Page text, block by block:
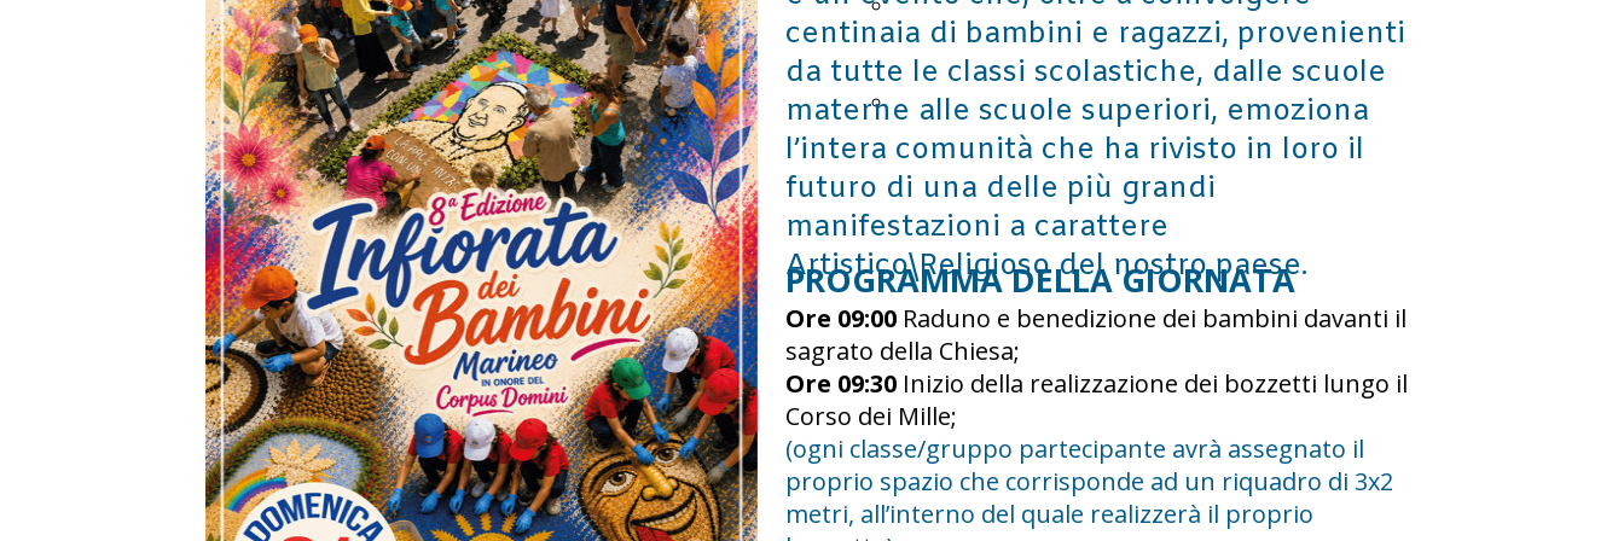
Sponsor
Sostenitore
centinaia di bambini e ragazzi, provenienti
da tutte le classi scolastiche, dalle scuole
materne alle scuole superiori, emoziona
l’intera comunità che ha rivisto in loro il
futuro di una delle più grandi
manifestazioni a carattere
Artistico\Religioso del nostro paese.
PROGRAMMA DELLA GIORNATA
Ore 09:00 Raduno e benedizione dei bambini davanti il
sagrato della Chiesa;
Ore 09:30 Inizio della realizzazione dei bozzetti lungo il
Corso dei Mille;
(ogni classe/gruppo partecipante avrà assegnato il
proprio spazio che corrisponde ad un riquadro di 3x2
metri, all’interno del quale realizzerà il proprio